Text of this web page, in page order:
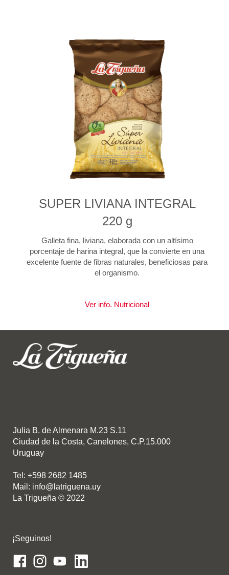
SUPER LIVIANA INTEGRAL
220 g
Galleta fina, liviana, elaborada con un altísimo
porcentaje de harina integral, que la convierte en una
excelente fuente de fibras naturales, beneficiosas para
el organismo.
Ver info. Nutricional
Julia B. de Almenara M.23 S.11
Ciudad de la Costa, Canelones, C.P.15.000
Uruguay
Tel: +598 2682 1485
Mail: info@latriguena.uy
La Trigueña © 2022
¡Seguinos!